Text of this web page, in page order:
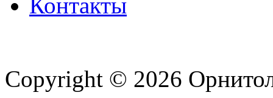
Контакты
Copyright © 2026